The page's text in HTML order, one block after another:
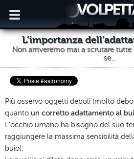
L’importanza
Non arriveremo mai a scrutare
se...
Più osservo oggetti deboli (molto
quanto un corretto adattamento al
L’occhio umano ha bisogno del suo
raggiungere la massima sensibilità
buio).